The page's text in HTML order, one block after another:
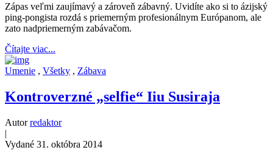
Zápas veľmi zaujímavý a zároveň zábavný. Uvidíte ako si to ázijský
ping-pongista rozdá s priemerným profesionálnym Európanom, ale
zato nadpriemerným zabávačom.
Čítajte viac...
Umenie , Všetky , Zábava
Kontroverzné „selfie“ Iiu Susiraja
Autorredaktor
|
Vydané 31. októbra 2014